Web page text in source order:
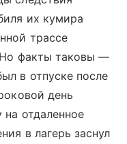
их кумира
трассе
Но факты таковы —
в отпуске после
день
отдаленное
в лагерь заснул